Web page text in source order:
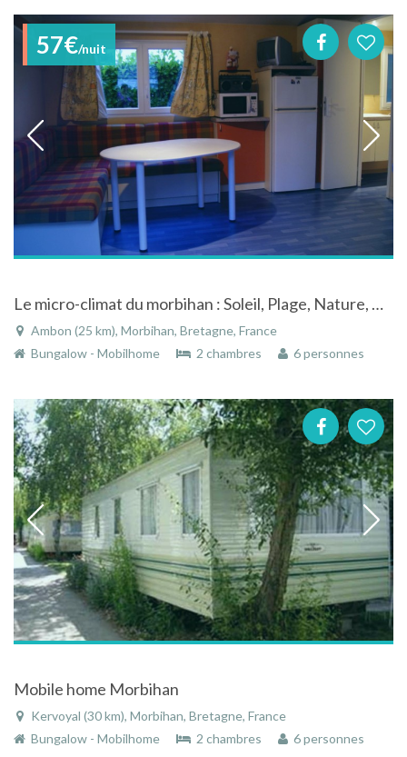
57€/nuit
Le micro-climat du morbihan : Soleil, Plage, Nature, Bar, Restauration, Sorties
Ambon (25 km), Morbihan, Bretagne, France
Bungalow - Mobilhome
2 chambres 6 personnes
Mobile home Morbihan
Kervoyal (30 km), Morbihan, Bretagne, France
Bungalow - Mobilhome
2 chambres 6 personnes